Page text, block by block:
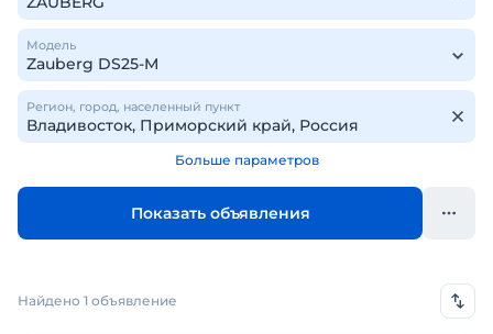
Модель
Регион, город, населенный пункт
Больше параметров
Показать объявления
Найдено 1 объявление